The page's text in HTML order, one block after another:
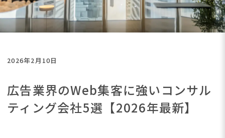
2026年2月10日
広告業界のWeb集客に強いコンサル
ティング会社5選【2026年最新】